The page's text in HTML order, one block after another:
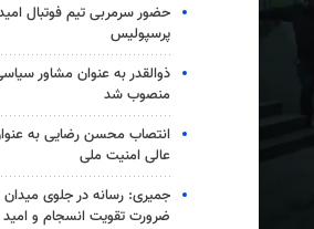
حضور سرمربی تیم فوتبال
پرسپولیس
ذوالقدر به عنوان مشاور
منصوب شد
انتصاب محسن رضایی به
عالی امنیت ملی
جمیری: رسانه‌ در جلوی میدان
ضرورت تقویت انسجام و امید